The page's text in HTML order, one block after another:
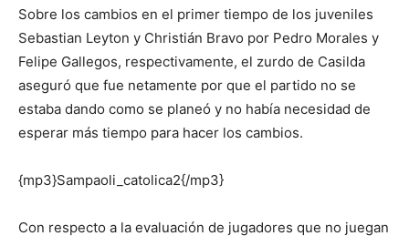
Sobre los cambios en el primer tiempo de los juveniles
Sebastian Leyton y Christián Bravo por Pedro Morales y
Felipe Gallegos, respectivamente, el zurdo de Casilda
aseguró que fue netamente por que el partido no se
estaba dando como se planeó y no había necesidad de
esperar más tiempo para hacer los cambios.
{mp3}Sampaoli_catolica2{/mp3}
Con respecto a la evaluación de jugadores que no juegan